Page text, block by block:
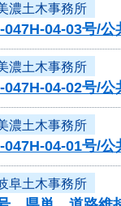
濃土木事務所
047H-04-03号/
濃土木事務所
047H-04-02号/
濃土木事務所
047H-04-01号/
阜土木事務所